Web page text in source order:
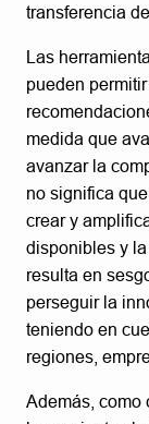
transferencia
Las
pueden
medida que
avanzar la
no significa
crear y
disponibles y
resulta en
perseguir la
teniendo en
regiones,
Además, como